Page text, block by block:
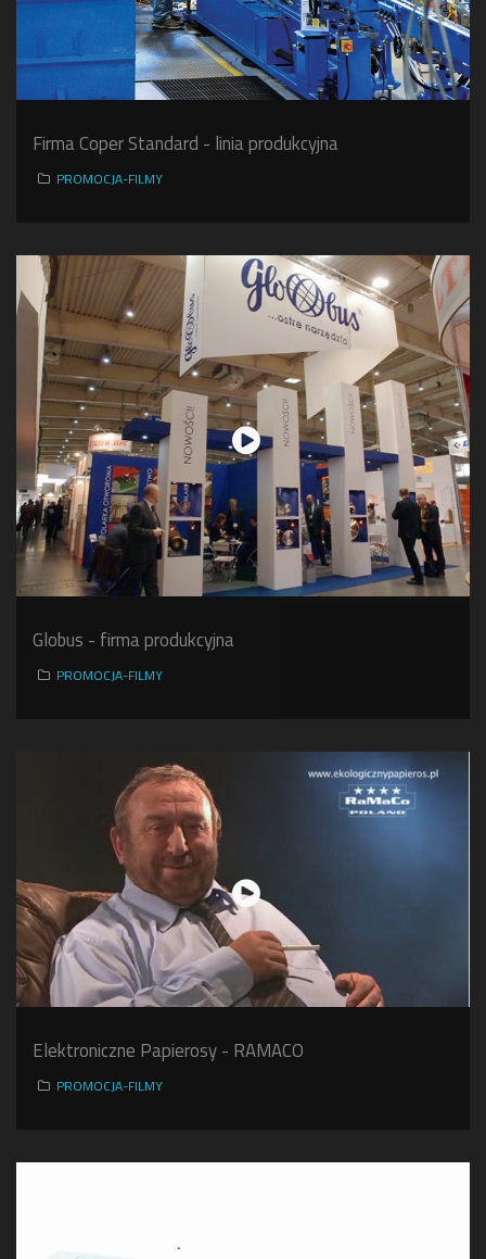
Firma Coper Standard - linia produkcyjna
PROMOCJA-FILMY
Globus - firma produkcyjna
PROMOCJA-FILMY
Elektroniczne Papierosy - RAMACO
PROMOCJA-FILMY